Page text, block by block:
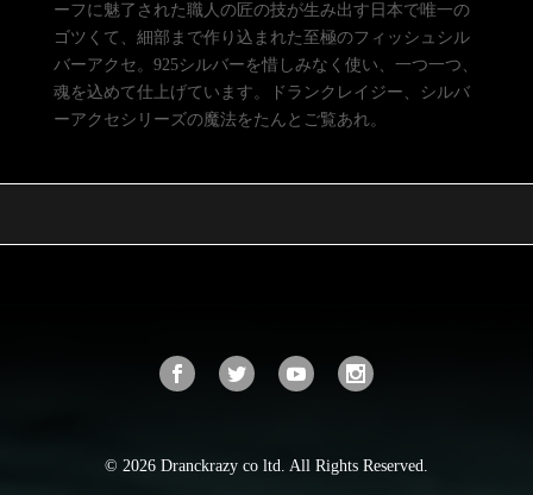
ーフに魅了された職人の匠の技が生み出す日本で唯一の
ゴツくて、細部まで作り込まれた至極のフィッシュシル
バーアクセ。925シルバーを惜しみなく使い、一つ一つ、
魂を込めて仕上げています。ドランクレイジー、シルバ
ーアクセシリーズの魔法をたんとご覧あれ。
© 2026 Dranckrazy co ltd. All Rights Reserved.